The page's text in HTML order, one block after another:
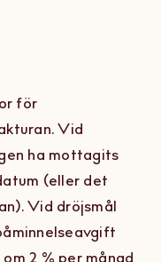
för
Vid
ha mottagits
(eller det
Vid dröjsmål
2 % per månad